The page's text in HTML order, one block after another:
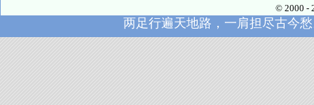
© 2000 -
两足行遍天地路，一肩担尽古今